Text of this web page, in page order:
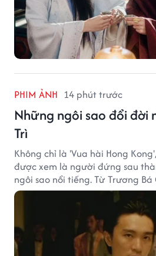
PHIM ẢNH 14 phút trước
Những ngôi sao đổi đời
Trì
Không chỉ là 'Vua hài Hong
được xem là người đứng sau
ngôi sao nổi tiếng. Từ Trương
không ít diễn viên đã bước
nghiệp nhờ cơ hội từ Châu Tinh